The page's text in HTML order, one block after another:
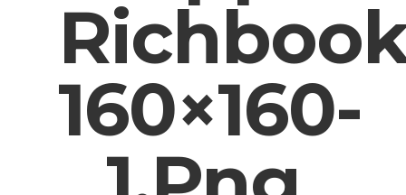
160×160-